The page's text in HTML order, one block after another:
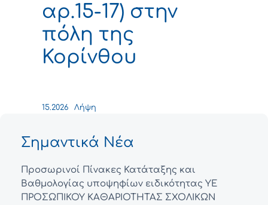
αρ.15-17) στην
πόλη της
Κορίνθου
15.2026 Λήψη
Σημαντικά Νέα
Προσωρινοί Πίνακες Κατάταξης και
Βαθμολογίας υποψηφίων ειδικότητας ΥΕ
ΠΡΟΣΩΠΙΚΟΥ ΚΑΘΑΡΙΟΤΗΤΑΣ ΣΧΟΛΙΚΩΝ